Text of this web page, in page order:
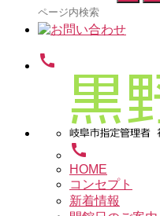
検
索
象:
call
call
HOME
コンセプト
新着情報